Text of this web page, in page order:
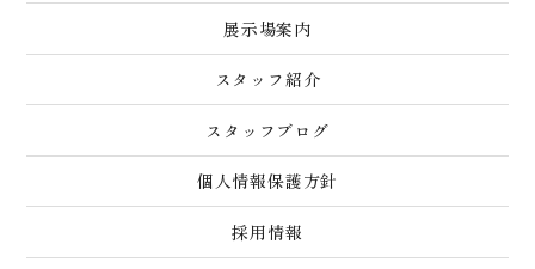
展示場案内
スタッフ紹介
スタッフブログ
個人情報保護方針
採用情報